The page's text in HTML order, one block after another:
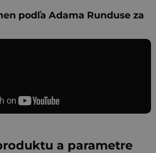
podľa Adama Runduse za
a parametre